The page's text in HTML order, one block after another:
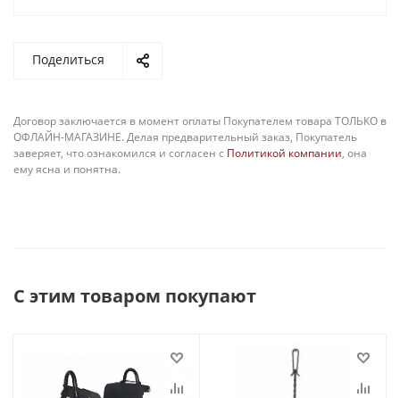
Поделиться
Договор заключается в момент оплаты Покупателем товара ТОЛЬКО в
ОФЛАЙН-МАГАЗИНЕ. Делая предварительный заказ, Покупатель
заверяет, что ознакомился и согласен с Политикой компании, она
ему ясна и понятна.
С этим товаром покупают